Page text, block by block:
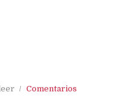
Comentarios